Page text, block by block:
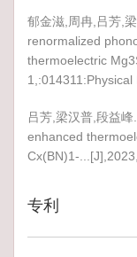
郁金滋,周冉,吕芳,
renormalized
thermoelectric
1,:014311:Physical
吕芳,梁汉普,段益
enhanced
Cx(BN)1-
专利